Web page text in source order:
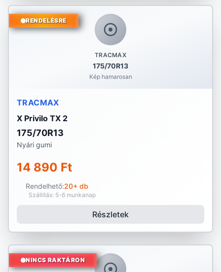
TRACMAX
175/70R13
Kép hamarosan
RENDELÉSRE
TRACMAX
X Privilo TX 2
175/70R13
Nyári gumi
14 890 Ft
Rendelhető:20+ db
Szállítás: 5-6 munkanap
Részletek
NINCS RAKTÁRON